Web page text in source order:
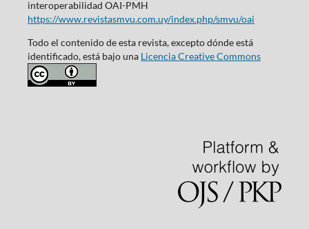
interoperabilidad OAI-PMH
https://www.revistasmvu.com.uy/index.php/smvu/oai
Todo el contenido de esta revista, excepto dónde está
identificado, está bajo una Licencia Creative Commons